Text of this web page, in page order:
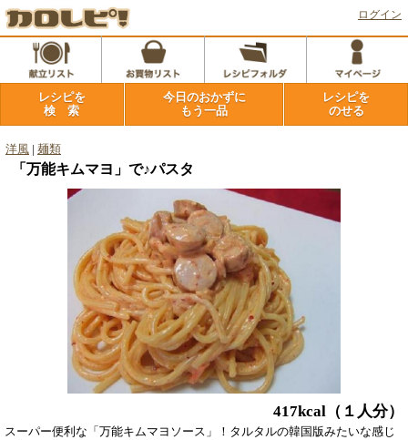
ログイン
レシピを
検 索
今日のおかずに
もう一品
レシピを
のせる
洋風 麺類
「万能キムマヨ」で♪パスタ
417kcal （１人分）
スーパー便利な「万能キムマヨソース」！タルタルの韓国版みたいな感じ